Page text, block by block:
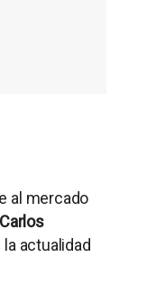
al mercado
actualidad